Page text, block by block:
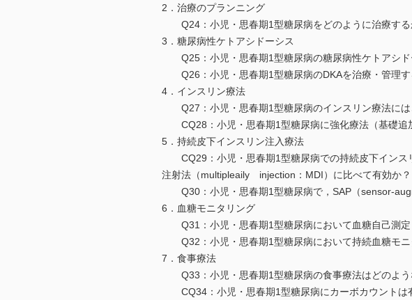
2．治療のプランニング
Q24：小児・思春期1型糖尿病をどのように治療する
3．糖尿病性ケトアシドーシス
Q25：小児・思春期1型糖尿病の糖尿病性ケトアシド
Q26：小児・思春期1型糖尿病のDKAを治療・管理す
4．インスリン療法
Q27：小児・思春期1型糖尿病のインスリン療法には
CQ28：小児・思春期1型糖尿病に強化療法（基礎追
5．持続皮下インスリン注入療法
CQ29：小児・思春期1型糖尿病での持続皮下イン
注射法（multipleaily injection：MDI）に比べて有効か？
Q30：小児・思春期1型糖尿病で，SAP（sensor-
6．血糖モニタリング
Q31：小児・思春期1型糖尿病において血糖自己測
Q32：小児・思春期1型糖尿病において持続血糖モ
7．食事療法
Q33：小児・思春期1型糖尿病の食事療法はどのよう
CQ34：小児・思春期1型糖尿病にカーボカウントは